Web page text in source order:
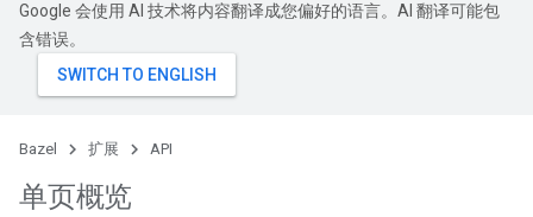
Google 会使用 AI 技术将内容翻译成您偏好的语言。AI 翻译可能包
含错误。
Bazel 扩展 API
单页概览